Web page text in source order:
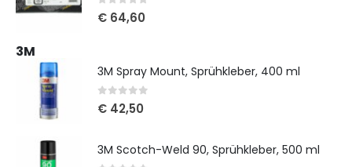
0out of 5
€ 64,60
3M
3M Spray Mount, Sprühkleber, 400 ml
0out of 5
€ 42,50
3M Scotch-Weld 90, Sprühkleber, 500 ml